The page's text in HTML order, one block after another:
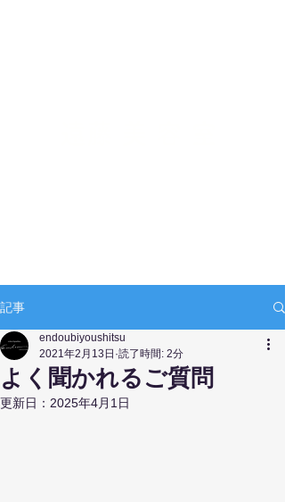
記事
よく聞かれるご質問
endoubiyoushitsu
2021年2月13日 読了時間: 2分
更新日： 2025年4月1日